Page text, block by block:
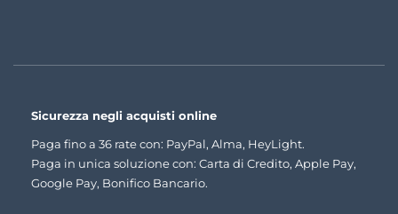
Sicurezza negli acquisti online
Paga fino a 36 rate con: PayPal, Alma, HeyLight.
Paga in unica soluzione con: Carta di Credito, Apple Pay,
Google Pay, Bonifico Bancario.